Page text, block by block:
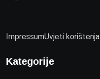
ImpressumUvjeti korištenja
Kategorije